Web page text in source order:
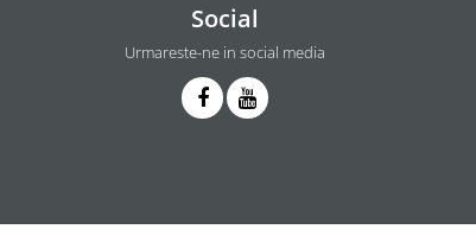
Social
Urmareste-ne in social media